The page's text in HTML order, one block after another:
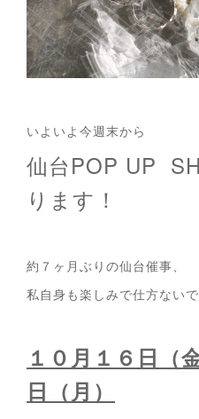
いよいよ今週末から
仙台POP UP
ります！
約７ヶ月ぶりの仙台催事、
私自身も楽しみで仕方ないで
１０月１６日（
日（月）